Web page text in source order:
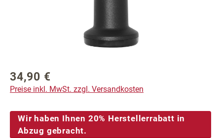
Regulärer Preis:
34,90 €
Preise inkl. MwSt. zzgl. Versandkosten
Wir haben Ihnen 20% Herstellerrabatt in
Abzug gebracht.